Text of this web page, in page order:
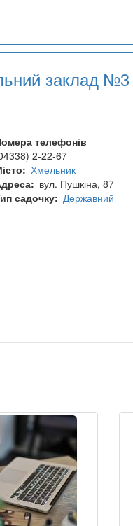
заклад №3
телефонів
2-22-67
Хмельник
вул. Пушкіна, 87
садочку
Державний